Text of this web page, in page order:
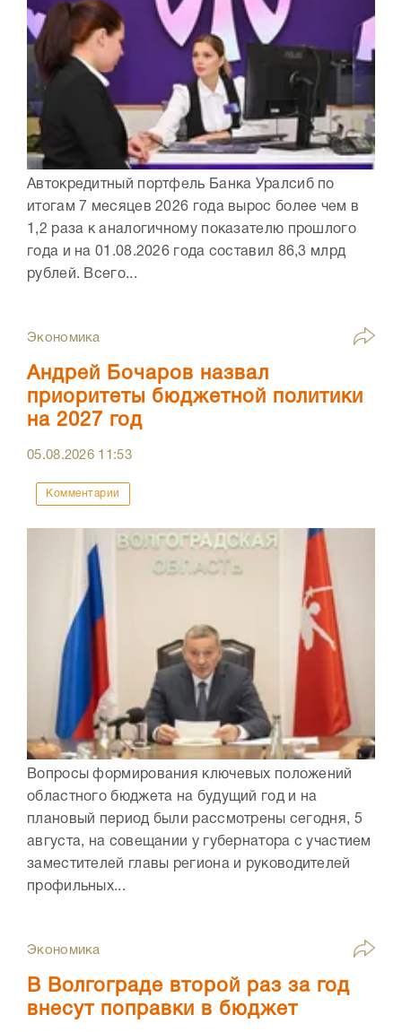
Автокредитный портфель Банка Уралсиб по
итогам 7 месяцев 2026 года вырос более чем в
1,2 раза к аналогичному показателю прошлого
года и на 01.08.2026 года составил 86,3 млрд
рублей. Всего...
Экономика
Андрей Бочаров назвал
приоритеты бюджетной политики
на 2027 год
05.08.2026 11:53
Комментарии
Вопросы формирования ключевых положений
областного бюджета на будущий год и на
плановый период были рассмотрены сегодня, 5
августа, на совещании у губернатора с участием
заместителей главы региона и руководителей
профильных...
Экономика
В Волгограде второй раз за год
внесут поправки в бюджет